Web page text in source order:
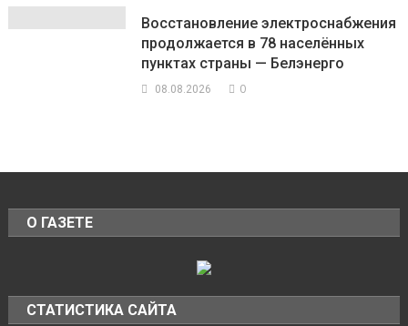
Восстановление электроснабжения
продолжается в 78 населённых
пунктах страны — Белэнерго
08.08.2026 0
О ГАЗЕТЕ
СТАТИСТИКА САЙТА